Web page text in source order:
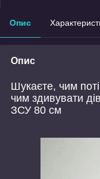
Опис
Опис
Шукаєте, чим
чим здивувати
ЗСУ 80 см